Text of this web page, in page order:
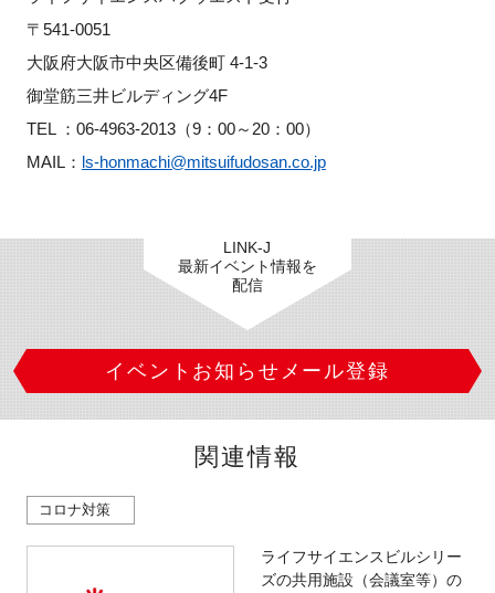
〒 541-0051
大阪府大阪市中央区備後町4-1-3
御堂筋三井ビルディング4F
TEL ： 06-4963-2013（9： 00～ 20： 00）
MAIL： ls-honmachi@mitsuifudosan.co.jp
LINK-J
最新イベント情報を
配信
イベントお知らせメール登録
関連情報
コロナ対策
ライフサイエンスビルシリー
ズの共用施設（会議室等）の